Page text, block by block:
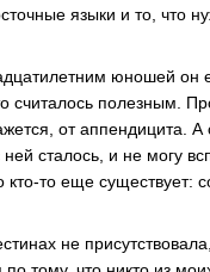
языки и то, что
юношей он
полезным.
от аппендицита.
сталось, и не могу
то еще существует:
не